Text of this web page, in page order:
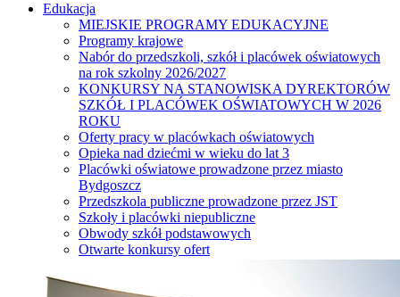
Edukacja
MIEJSKIE PROGRAMY EDUKACYJNE
Programy krajowe
Nabór do przedszkoli, szkół i placówek oświatowych
na rok szkolny 2026/2027
KONKURSY NA STANOWISKA DYREKTORÓW
SZKÓŁ I PLACÓWEK OŚWIATOWYCH W 2026
ROKU
Oferty pracy w placówkach oświatowych
Opieka nad dziećmi w wieku do lat 3
Placówki oświatowe prowadzone przez miasto
Bydgoszcz
Przedszkola publiczne prowadzone przez JST
Szkoły i placówki niepubliczne
Obwody szkół podstawowych
Otwarte konkursy ofert